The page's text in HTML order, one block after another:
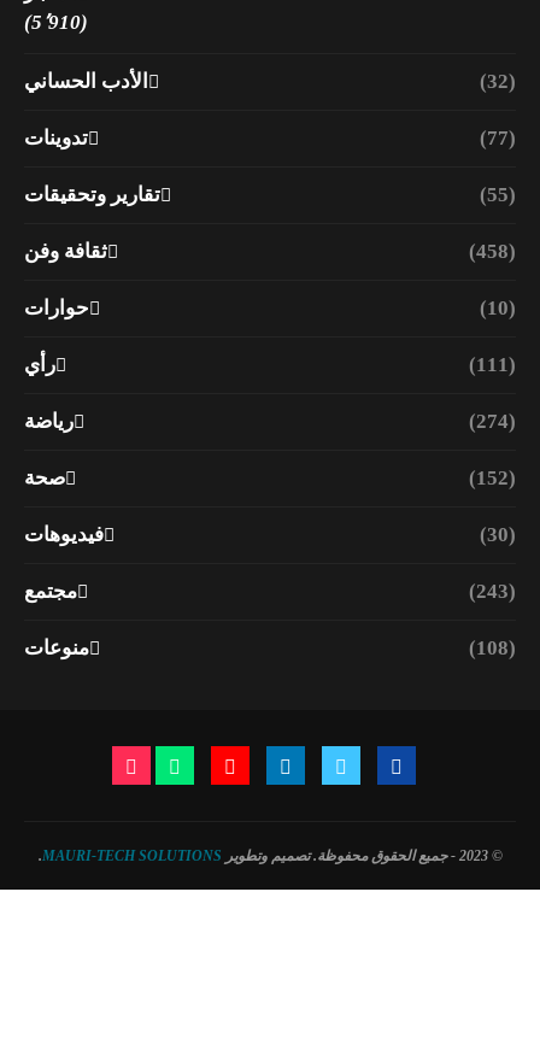
(5٬910)
الأدب الحساني (32)
تدوينات (77)
تقارير وتحقيقات (55)
ثقافة وفن (458)
حوارات (10)
رأي (111)
رياضة (274)
صحة (152)
فيديوهات (30)
مجتمع (243)
منوعات (108)
© 2023 - جميع الحقوق محفوظة. تصميم وتطوير MAURI-TECH SOLUTIONS
.